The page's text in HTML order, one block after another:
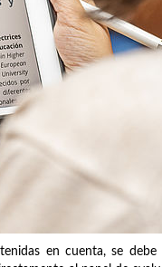
en cuenta, se debe